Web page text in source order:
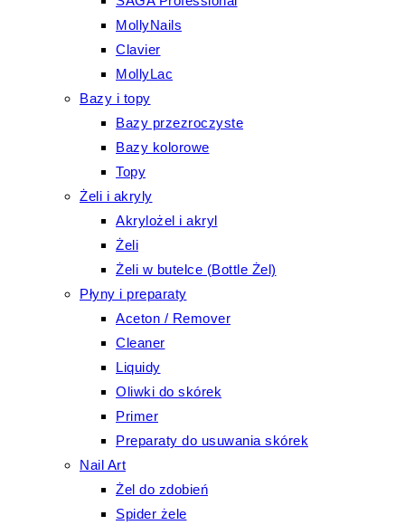
MollyNails
Clavier
MollyLac
Bazy i topy
Bazy przezroczyste
Bazy kolorowe
Topy
Żeli i akryly
Akrylożel i akryl
Żeli
Żeli w butelce (Bottle Żel)
Płyny i preparaty
Aceton / Remover
Cleaner
Liquidy
Oliwki do skórek
Primer
Preparaty do usuwania skórek
Nail Art
Żel do zdobień
Spider żele